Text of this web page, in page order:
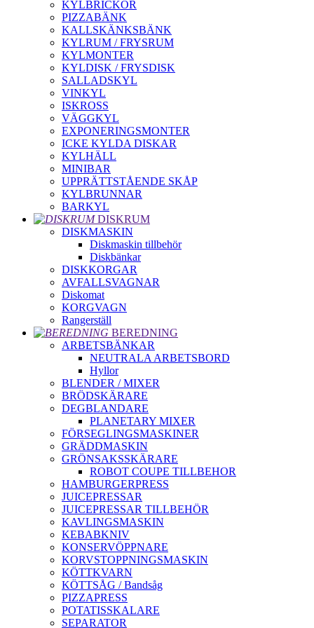
KYLBRICKOR
PIZZABÄNK
KALLSKÄNKSBÄNK
KYLRUM / FRYSRUM
KYLMONTER
KYLDISK / FRYSDISK
SALLADSKYL
VINKYL
ISKROSS
VÄGGKYL
EXPONERINGSMONTER
ICKE KYLDA DISKAR
KYLHÄLL
MINIBAR
UPPRÄTTSTÅENDE SKÅP
KYLBRUNNAR
BARKYL
DISKRUM
DISKMASKIN
Diskmaskin tillbehör
Diskbänkar
DISKKORGAR
AVFALLSVAGNAR
Diskomat
KORGVAGN
Rangerställ
BEREDNING
ARBETSBÄNKAR
NEUTRALA ARBETSBORD
Hyllor
BLENDER / MIXER
BRÖDSKÄRARE
DEGBLANDARE
PLANETARY MIXER
FÖRSEGLINGSMASKINER
GRÄDDMASKIN
GRÖNSAKSSKÄRARE
ROBOT COUPE TILLBEHOR
HAMBURGERPRESS
JUICEPRESSAR
JUICEPRESSAR TILLBEHÖR
KAVLINGSMASKIN
KEBABKNIV
KONSERVÖPPNARE
KORVSTOPPNINGSMASKIN
KÖTTKVARN
KÖTTSÅG / Bandsåg
PIZZAPRESS
POTATISSKALARE
SEPARATOR